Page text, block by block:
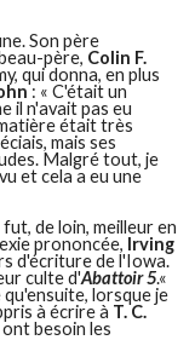
Son père
père, Colin F.
qui donna, en plus
: « C'était un
il n'avait pas eu
était très
mais ses
Malgré tout, je
et cela a eu une
de loin, meilleur en
prononcée, Irving
d'écriture de l'Iowa.
culte d'Abattoir 5.«
qu'ensuite, lorsque je
à écrire à T. C.
besoin les